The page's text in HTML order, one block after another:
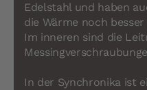
Edelstahl und haben
die Wärme noch
Im inneren sind die
In der Synchronika ist